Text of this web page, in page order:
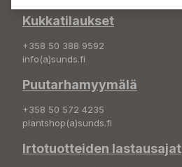
Kukkatilaukset
+358 50 388 9592
info(a)sunds.fi
Puutarhamyymälä
+358 50 572 4235
plantshop(a)sunds.fi
Irtotuotteiden lastausajat